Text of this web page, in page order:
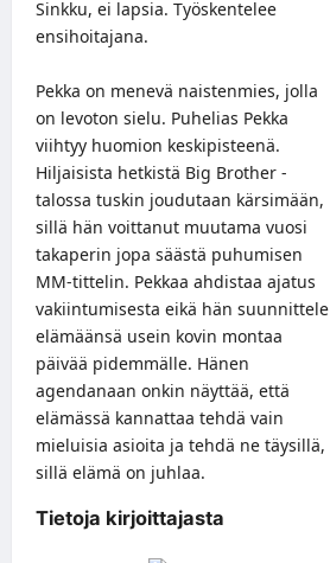
Sinkku, ei lapsia. Työskentelee
ensihoitajana.
Pekka on menevä naistenmies, jolla
on levoton sielu. Puhelias Pekka
viihtyy huomion keskipisteenä.
Hiljaisista hetkistä Big Brother -
talossa tuskin joudutaan kärsimään,
sillä hän voittanut muutama vuosi
takaperin jopa säästä puhumisen
MM-tittelin. Pekkaa ahdistaa ajatus
vakiintumisesta eikä hän suunnittele
elämäänsä usein kovin montaa
päivää pidemmälle. Hänen
agendanaan onkin näyttää, että
elämässä kannattaa tehdä vain
mieluisia asioita ja tehdä ne täysillä,
sillä elämä on juhlaa.
Tietoja kirjoittajasta